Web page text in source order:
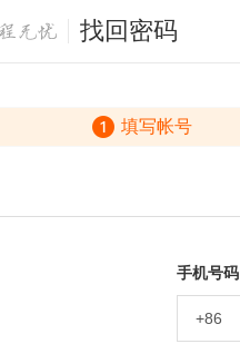
找回密码
填写帐号
手机号码